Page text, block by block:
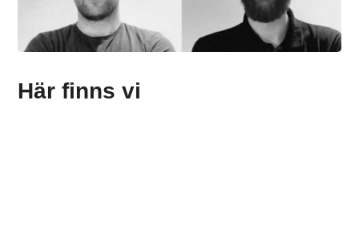
Här finns vi